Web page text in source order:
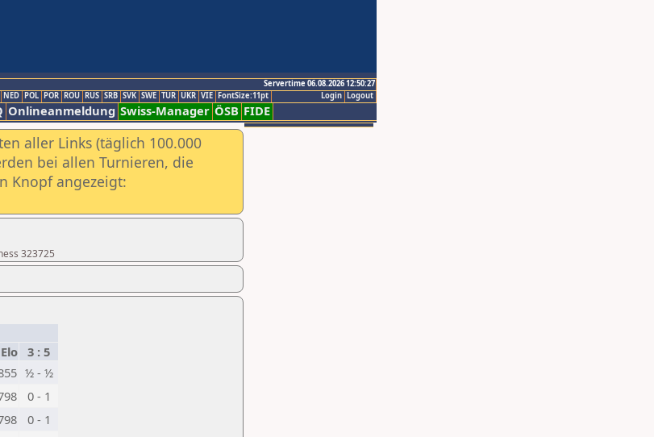
Servertime 06.08.2026 12:50:27
Logout
Login
NED POL POR ROU RUS SRB SVK SWE TUR UKR VIE FontSize:11pt
Onlineanmeldung Swiss-Manager ÖSB FIDE
aller Links (täglich 100.000
bei allen Turnieren, die
Knopf angezeigt:
323725
Elo 3 : 5
½ - ½
0 - 1
0 - 1